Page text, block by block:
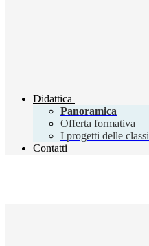
Didattica
Panoramica
Offerta formativa
I progetti delle classi
Contatti